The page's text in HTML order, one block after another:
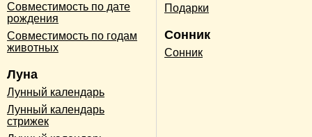
Совместимость по дате
рождения
Совместимость по годам
животных
Луна
Лунный календарь
Лунный календарь
стрижек
Подарки
Сонник
Сонник